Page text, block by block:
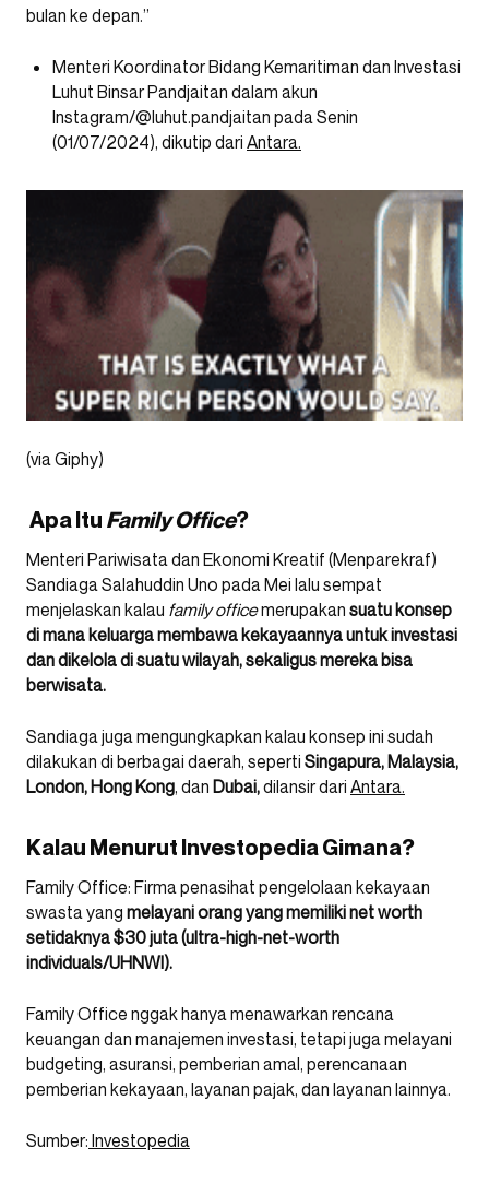
bulan ke depan.”
Menteri Koordinator Bidang Kemaritiman dan Investasi
Luhut Binsar Pandjaitan dalam akun
Instagram/@luhut.pandjaitan pada Senin
(01/07/2024), dikutip dari Antara.
(via Giphy)
Apa Itu Family Office?
Menteri Pariwisata dan Ekonomi Kreatif (Menparekraf)
Sandiaga Salahuddin Uno pada Mei lalu sempat
menjelaskan kalau family officemerupakan suatu konsep
di mana keluarga membawa kekayaannya untuk investasi
dan dikelola di suatu wilayah, sekaligus mereka bisa
berwisata.
Sandiaga juga mengungkapkan kalau konsep ini sudah
dilakukan di berbagai daerah, seperti Singapura, Malaysia,
London, Hong Kong, dan Dubai,dilansir dari Antara.
Kalau Menurut Investopedia Gimana?
Family Office: Firma penasihat pengelolaan kekayaan
swasta yang melayani orang yang memiliki net worth
setidaknya $30 juta (ultra-high-net-worth
individuals/UHNWI).
Family Office nggak hanya menawarkan rencana
keuangan dan manajemen investasi, tetapi juga melayani
budgeting, asuransi, pemberian amal, perencanaan
pemberian kekayaan, layanan pajak, dan layanan lainnya.
Sumber: Investopedia